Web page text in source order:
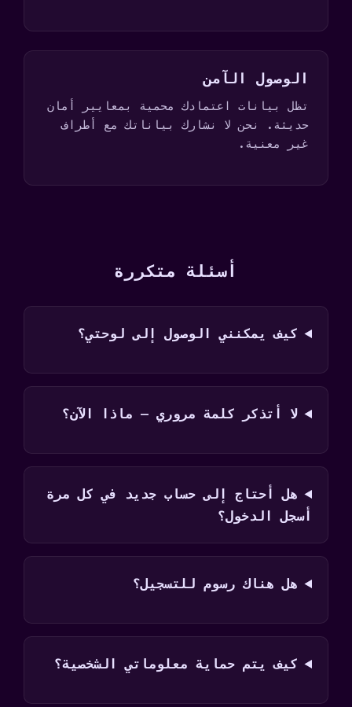
الوصول الآمن
تظل بيانات اعتمادك محمية بمعايير أمان
حديثة. نحن لا نشارك بياناتك مع أطراف
غير معنية.
أسئلة متكررة
كيف يمكنني الوصول إلى لوحتي؟
لا أتذكر كلمة مروري — ماذا الآن؟
هل أحتاج إلى حساب جديد في كل مرة
أسجل الدخول؟
هل هناك رسوم للتسجيل؟
كيف يتم حماية معلوماتي الشخصية؟